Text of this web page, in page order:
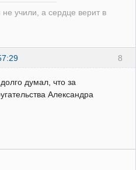
учили, а сердце верит в
8
думал, что за
Александра